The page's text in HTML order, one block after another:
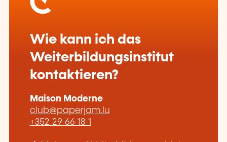
Wie kann ich das
Weiterbildungsinstitut
kontaktieren?
Maison Moderne
club@paperjam.lu
+352 29 66 18 1